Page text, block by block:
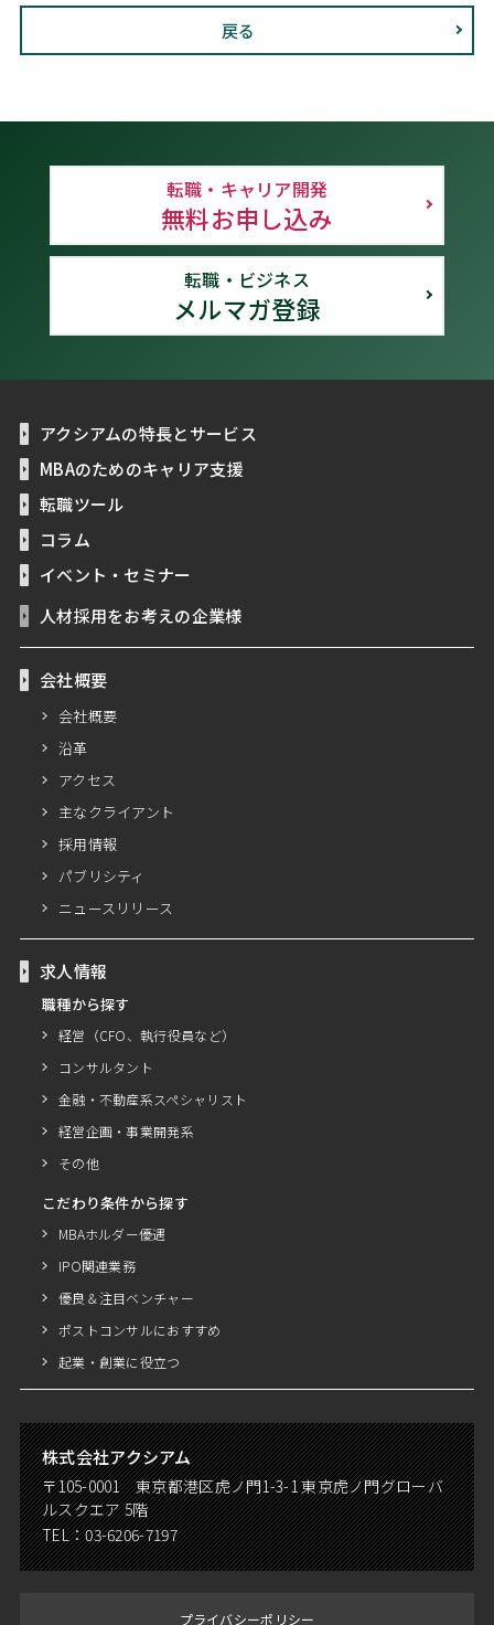
戻る
転職・キャリア開発
無料お申し込み
転職・ビジネス
メルマガ登録
アクシアムの特長とサービス
MBAのためのキャリア支援
転職ツール
コラム
イベント・セミナー
人材採用をお考えの企業様
会社概要
会社概要
沿革
アクセス
主なクライアント
採用情報
パブリシティ
ニュースリリース
求人情報
職種から探す
経営（CFO、執行役員など）
コンサルタント
金融・不動産系スペシャリスト
経営企画・事業開発系
その他
こだわり条件から探す
MBAホルダー優遇
IPO関連業務
優良＆注目ベンチャー
ポストコンサルにおすすめ
起業・創業に役立つ
株式会社アクシアム
〒105-0001 東京都港区虎ノ門1-3-1 東京虎ノ門グローバ
ルスクエア 5階
TEL：03-6206-7197
プライバシーポリシー